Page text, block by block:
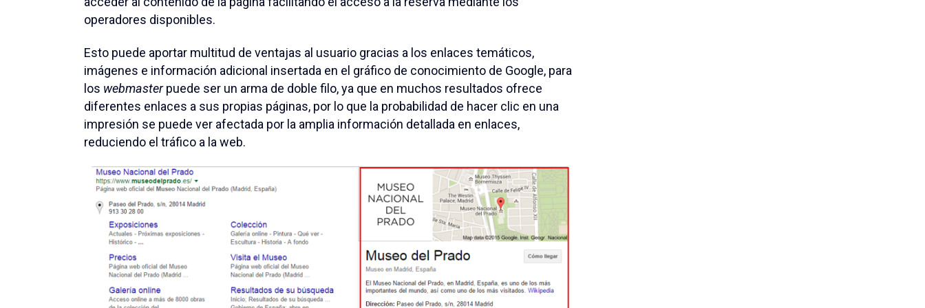
operadores disponibles.
Esto puede aportar multitud de ventajas al usuario gracias a los enlaces temáticos,
imágenes e información adicional insertada en el gráfico de conocimiento de Google, para
los webmasterpuede ser un arma de doble filo, ya que en muchos resultados ofrece
diferentes enlaces a sus propias páginas, por lo que la probabilidad de hacer clic en una
impresión se puede ver afectada por la amplia información detallada en enlaces,
reduciendo el tráfico a la web.